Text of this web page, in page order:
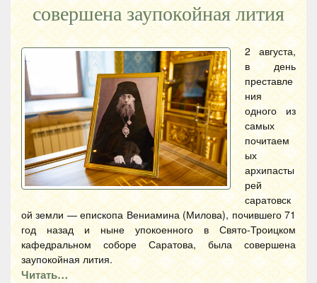
совершена заупокойная лития
2 августа,
в день
преставле
ния
одного из
самых
почитаем
ых
архипасты
рей
саратовск
ой земли — епископа Вениамина (Милова), почившего 71
год назад и ныне упокоенного в Свято-Троицком
кафедральном соборе Саратова, была совершена
заупокойная лития.
Читать…